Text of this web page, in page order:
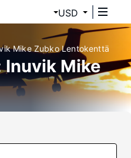
USD
Mike Zubko Lentokenttä
Inuvik Mike